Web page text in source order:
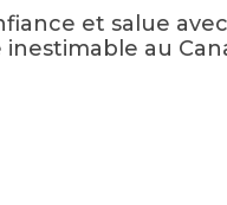
et salue avec
au